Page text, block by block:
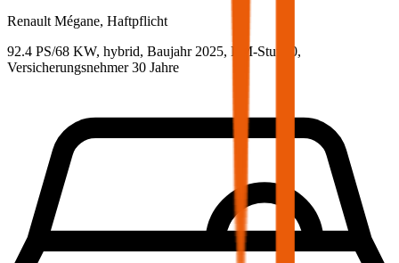
Renault Mégane, Haftpflicht
92.4 PS/68 KW, hybrid, Baujahr 2025, BM-Stufe 0,
Versicherungsnehmer 30 Jahre